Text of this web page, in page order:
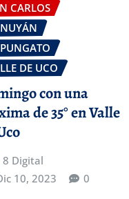
CARLOS
DE UCO
con una
de 35° en Valle
8 Digital
10, 2023
0